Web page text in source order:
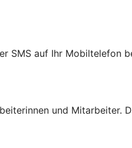
SMS auf Ihr Mobiltelefon
und Mitarbeiter.